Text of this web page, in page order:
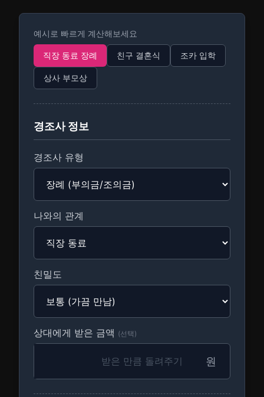
예시로 빠르게 계산해보세요
직장 동료 장례 친구 결혼식 조카 입학
상사 부모상
경조사 정보
경조사 유형
나와의 관계
친밀도
상대에게 받은 금액 (선택)
원